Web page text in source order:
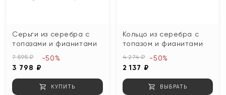
Серьги из серебра с
топазами и фианитами
7 595 ₽
3 798 ₽
-50%
КУПИТЬ
Кольцо из серебра с
топазом и фианитами
4 274 ₽
2 137 ₽
-50%
ВЫБРАТЬ